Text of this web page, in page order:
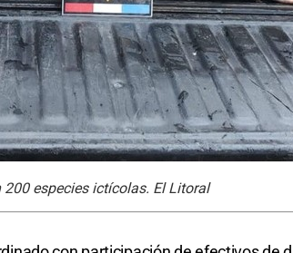
especies ictícolas. El Litoral